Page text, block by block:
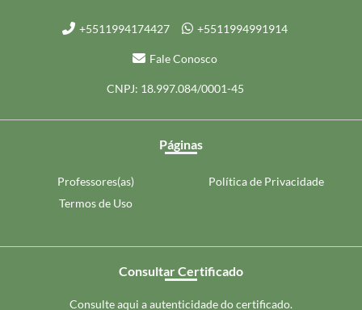
+5511994174427 +5511994991914
Fale Conosco
CNPJ: 18.997.084/0001-45
Páginas
Professores(as)
Termos de Uso
Política de Privacidade
Consultar Certificado
Consulte aqui a autenticidade do certificado.